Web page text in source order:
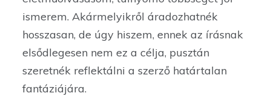
ismerem. Akármelyikről áradozhatnék
hosszasan, de úgy hiszem, ennek az írásnak
elsődlegesen nem ez a célja, pusztán
szeretnék reflektálni a szerző határtalan
fantáziájára.